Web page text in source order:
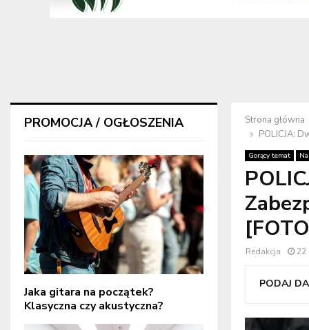
Strona główna
POLICJA:
Gorący temat
Redakcja 22
PODAJ
PROMOCJA / OGŁOSZENIA
Jaka gitara na początek?
Klasyczna czy akustyczna?